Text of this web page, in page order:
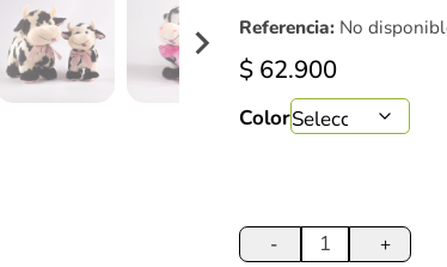
Referencia: No
$ 62.900
Color
-
Vaca
+